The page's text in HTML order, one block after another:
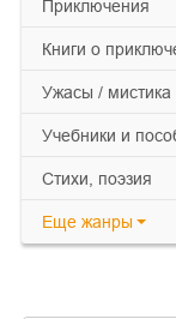
приключения
книги о
ужасы / мистика
учебники и
cтихи, поэзия
Еще жанры